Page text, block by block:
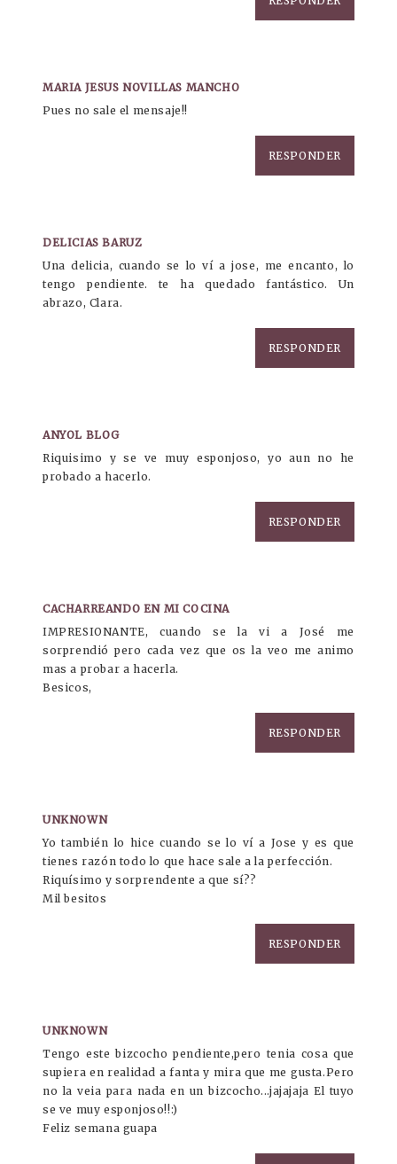
MARIA JESUS NOVILLAS MANCHO
Pues no sale el mensaje!!
RESPONDER
DELICIAS BARUZ
Una delicia, cuando se lo ví a jose, me encanto, lo
tengo pendiente. te ha quedado fantástico. Un
abrazo, Clara.
RESPONDER
ANYOL BLOG
Riquisimo y se ve muy esponjoso, yo aun no he
probado a hacerlo.
RESPONDER
CACHARREANDO EN MI COCINA
IMPRESIONANTE, cuando se la vi a José me
sorprendió pero cada vez que os la veo me animo
mas a probar a hacerla.
Besicos,
RESPONDER
UNKNOWN
Yo también lo hice cuando se lo ví a Jose y es que
tienes razón todo lo que hace sale a la perfección.
Riquísimo y sorprendente a que sí??
Mil besitos
RESPONDER
UNKNOWN
Tengo este bizcocho pendiente,pero tenia cosa que
supiera en realidad a fanta y mira que me gusta.Pero
no la veia para nada en un bizcocho...jajajaja El tuyo
se ve muy esponjoso!!:)
Feliz semana guapa